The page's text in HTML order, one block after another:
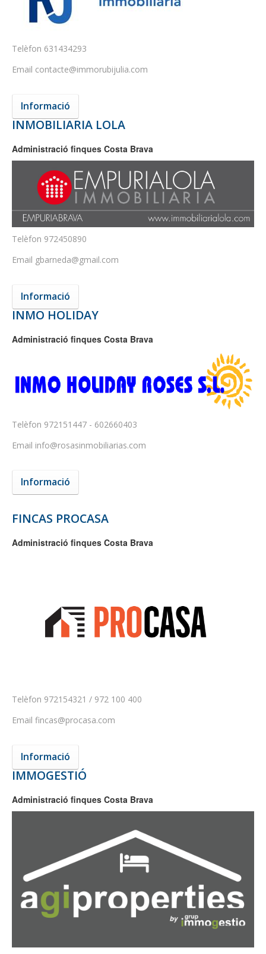
Telèfon 631434293
Email contacte@immorubijulia.com
Informació
INMOBILIARIA LOLA
Administració finques Costa Brava
Telèfon 972450890
Email gbarneda@gmail.com
Informació
INMO HOLIDAY
Administració finques Costa Brava
Telèfon 972151447 - 602660403
Email info@rosasinmobiliarias.com
Informació
FINCAS PROCASA
Administració finques Costa Brava
Telèfon 972154321 / 972 100 400
Email fincas@procasa.com
Informació
IMMOGESTIÓ
Administració finques Costa Brava